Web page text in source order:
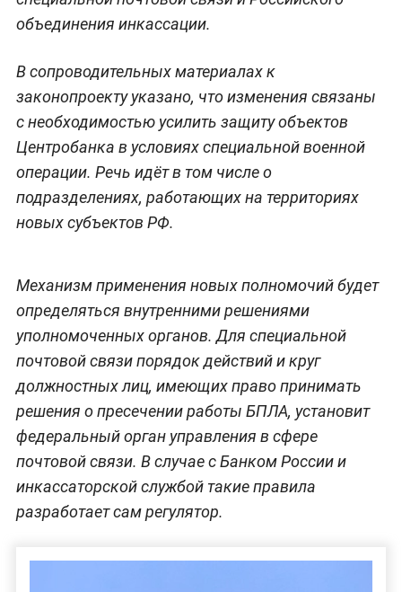
объединения инкассации.
В сопроводительных материалах к
законопроекту указано, что изменения связаны
с необходимостью усилить защиту объектов
Центробанка в условиях специальной военной
операции. Речь идёт в том числе о
подразделениях, работающих на территориях
новых субъектов РФ.
Механизм применения новых полномочий будет
определяться внутренними решениями
уполномоченных органов. Для специальной
почтовой связи порядок действий и круг
должностных лиц, имеющих право принимать
решения о пресечении работы БПЛА, установит
федеральный орган управления в сфере
почтовой связи. В случае с Банком России и
инкассаторской службой такие правила
разработает сам регулятор.